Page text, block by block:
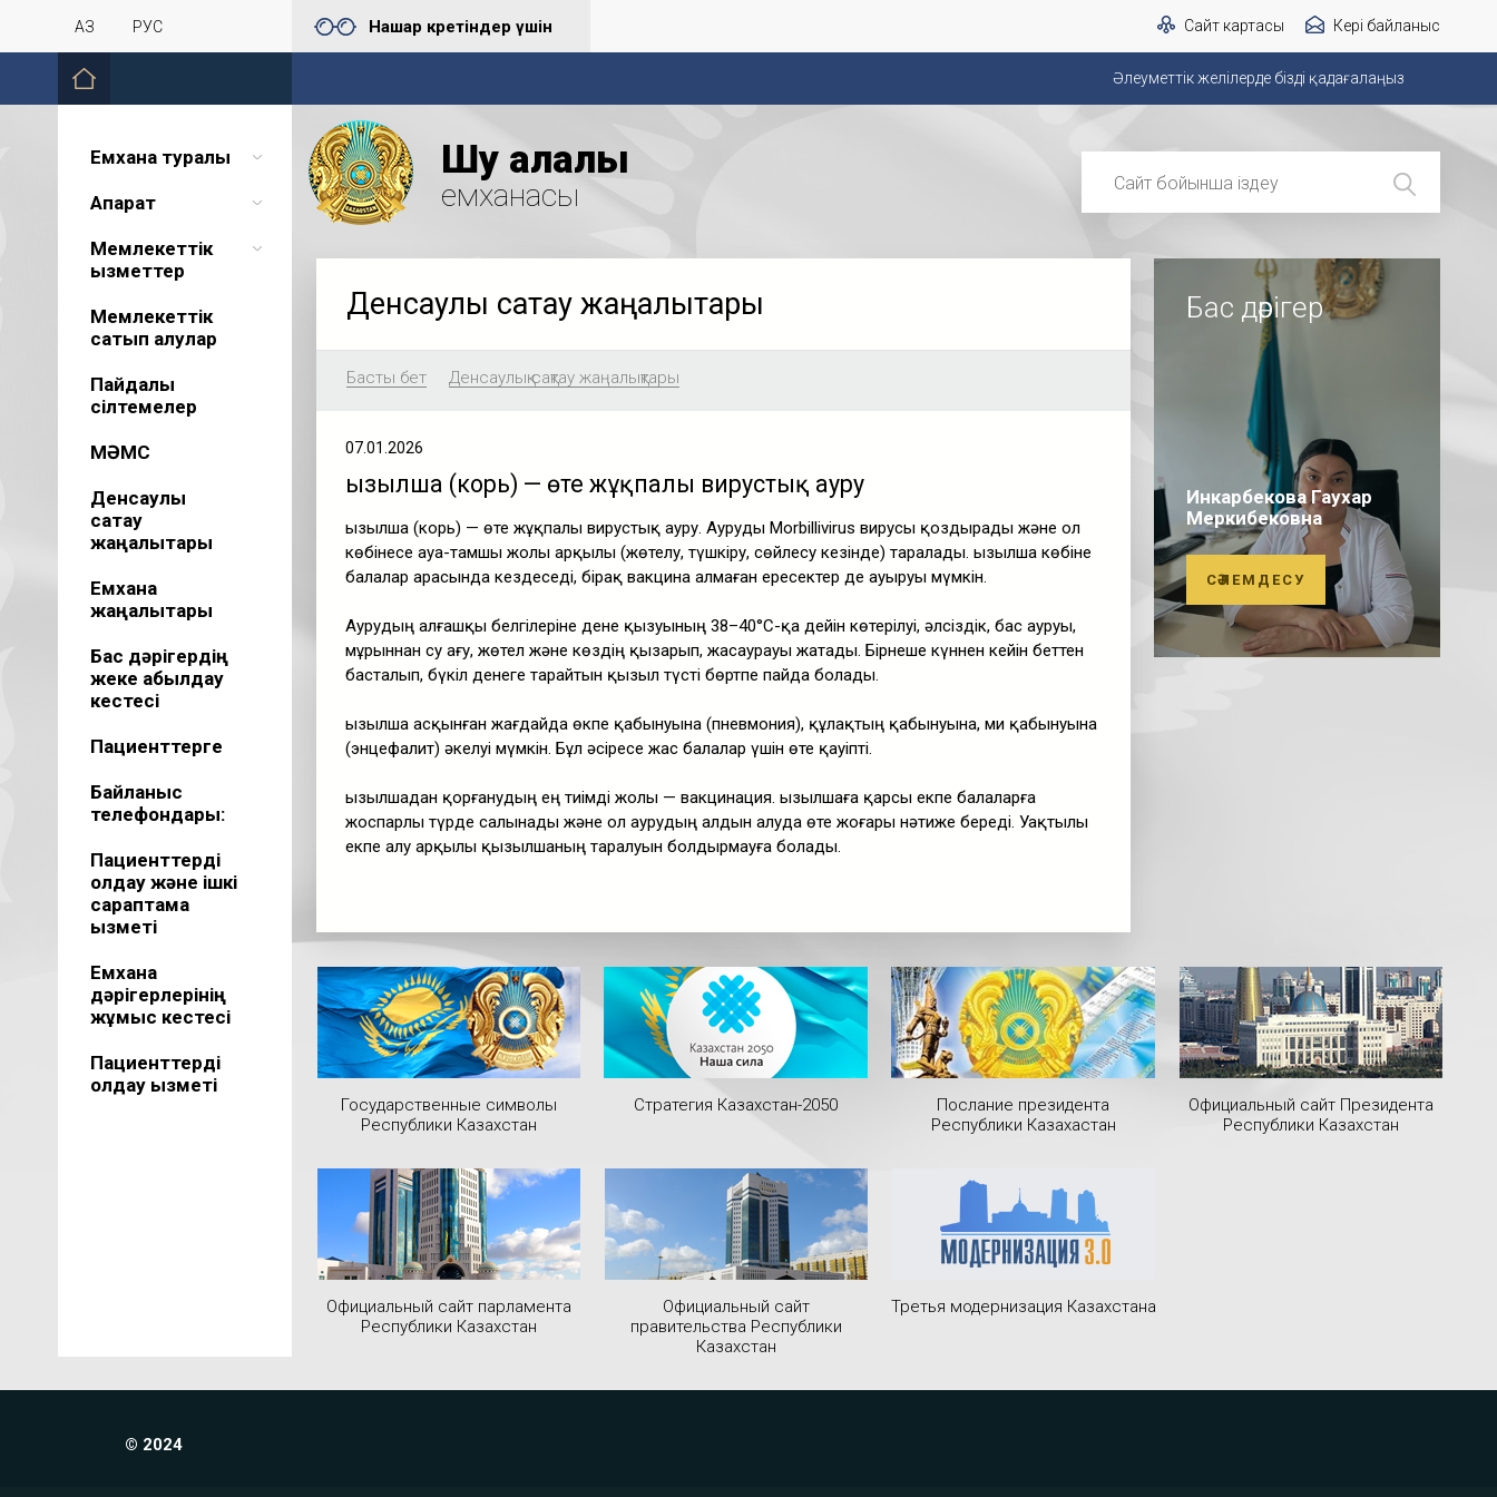
ҚАЗ РУС Нашар көретіндер үшін Сайт картасы Кері байланыс
Әлеуметтік желілерде бізді қадағалаңыз
Емхана туралы
Ақпарат
Мемлекеттік
қызметтер
Мемлекеттік
сатып алулар
Пайдалы
сілтемелер
МӘМС
Денсаулық
сақтау
жаңалықтары
Емхана
жаңалықтары
Бас дәрігердің
жеке қабылдау
кестесі
Пациенттерге
Байланыс
телефондары:
Пациенттерді
қолдау және ішкі
сараптама
қызметі
Емхана
дәрігерлерінің
жұмыс кестесі
Пациенттерді
қолдау қызметі
Шу қалалық
емханасы
Денсаулық сақтау жаңалықтары
Басты бет Денсаулық сақтау жаңалықтары
07.01.2026
Қызылша (корь) — өте жұқпалы вирустық ауру
Қызылша (корь) — өте жұқпалы вирустық ауру. Ауруды Morbillivirus вирусы қоздырады және ол
көбінесе ауа-тамшы жолы арқылы (жөтелу, түшкіру, сөйлесу кезінде) таралады. Қызылша көбіне
балалар арасында кездеседі, бірақ вакцина алмаған ересектер де ауыруы мүмкін.
Аурудың алғашқы белгілеріне дене қызуының 38–40°C-қа дейін көтерілуі, әлсіздік, бас ауруы,
мұрыннан су ағу, жөтел және көздің қызарып, жасаурауы жатады. Бірнеше күннен кейін беттен
басталып, бүкіл денеге тарайтын қызыл түсті бөртпе пайда болады.
Қызылша асқынған жағдайда өкпе қабынуына (пневмония), құлақтың қабынуына, ми қабынуына
(энцефалит) әкелуі мүмкін. Бұл әсіресе жас балалар үшін өте қауіпті.
Қызылшадан қорғанудың ең тиімді жолы — вакцинация. Қызылшаға қарсы екпе балаларға
жоспарлы түрде салынады және ол аурудың алдын алуда өте жоғары нәтиже береді. Уақтылы
екпе алу арқылы қызылшаның таралуын болдырмауға болады.
Бас дәрігер
Инкарбекова Гаухар
Меркибековна
СӘЛЕМДЕСУ
Государственные символы
Республики Казахстан
Стратегия Казахстан-2050
Послание президента
Республики Казахастан
Официальный сайт Президента
Республики Казахстан
Официальный сайт парламента
Республики Казахстан
Официальный сайт
правительства Республики
Казахстан
Третья модернизация Казахстана
© 2024